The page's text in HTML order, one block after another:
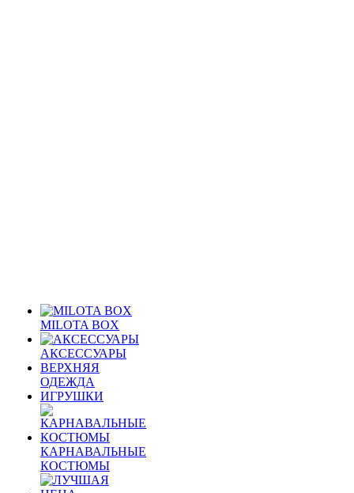
MILOTA BOX
АКСЕССУАРЫ
ВЕРХНЯЯ
ОДЕЖДА
ИГРУШКИ
КАРНАВАЛЬНЫЕ
КОСТЮМЫ